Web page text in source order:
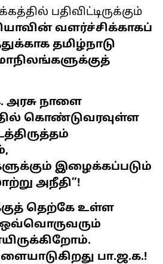
பதிவிட்டிருக்கும்
வளர்ச்சிக்காகப்
தமிழ்நாடு
அரசு நாளை
கொண்டுவரவுள்ள
இழைக்கப்படும்
அநீதி”!
தெற்கே உள்ள
பா.ஜ.க.!